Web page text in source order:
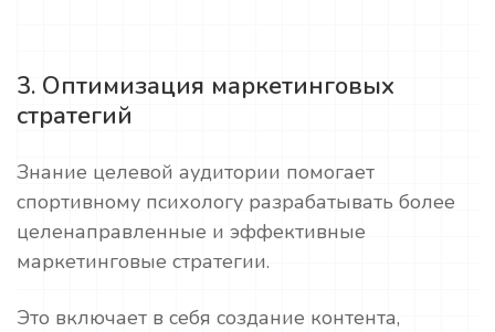
3. Оптимизация маркетинговых
стратегий
Знание целевой аудитории помогает
спортивному психологу разрабатывать более
целенаправленные и эффективные
маркетинговые стратегии.
Это включает в себя создание контента,